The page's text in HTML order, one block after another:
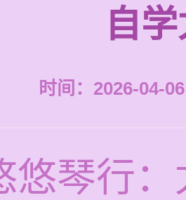
自
时间：2026-04-
悠琴行